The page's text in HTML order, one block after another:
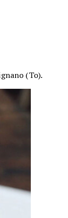
(To).